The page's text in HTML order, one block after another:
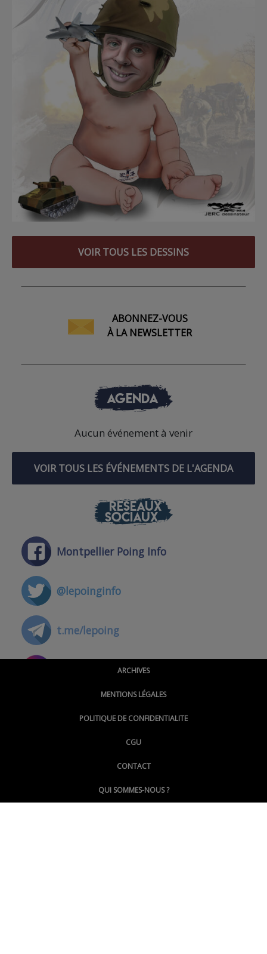
VOIR TOUS LES DESSINS
ABONNEZ-VOUS
À LA NEWSLETTER
AGENDA
Aucun événement à venir
VOIR TOUS LES ÉVÉNEMENTS DE L'AGENDA
RÉSEAUX
SOCIAUX
Montpellier Poing Info
@lepoinginfo
t.me/lepoing
@montpellierpoinginfo
@LePoingMontpellier
ARCHIVES
MENTIONS LÉGALES
POLITIQUE DE CONFIDENTIALITE
CGU
CONTACT
QUI SOMMES-NOUS ?